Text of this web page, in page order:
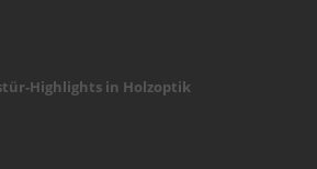
Highlights in Holzoptik